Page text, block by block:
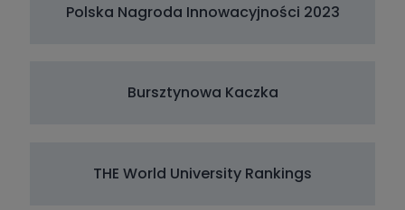
Polska Nagroda Innowacyjności 2023
Bursztynowa Kaczka
THE World University Rankings